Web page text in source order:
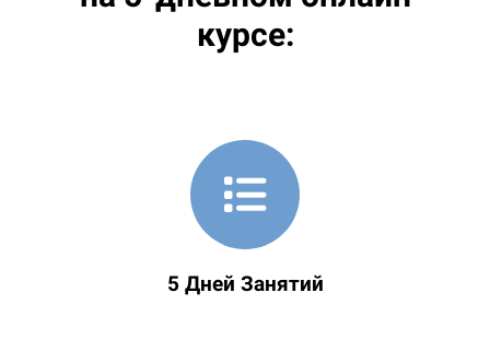
курсе:
5 Дней Занятий